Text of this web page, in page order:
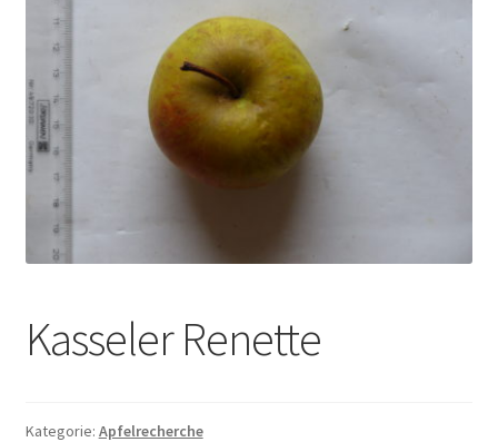
Kasseler Renette
Kategorie: Apfelrecherche